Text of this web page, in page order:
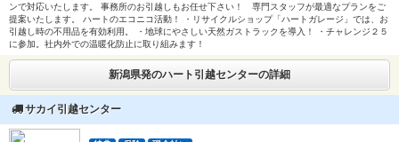
ンで対応いたします。 事務所のお引越しもお任せ下さい！ 専門スタッフが最適なプランをご
提案いたします。 ハートのエコニコ活動！ ・リサイクルショップ「ハートガレージ」では、お
引越し時の不用品を有効利用。 ・地球にやさしい天然ガストラックを導入！ ・チャレンジ２５
に参加。社内外での温暖化防止に取り組みます！
新潟県発のハート引越センターの詳細
サカイ引越センター